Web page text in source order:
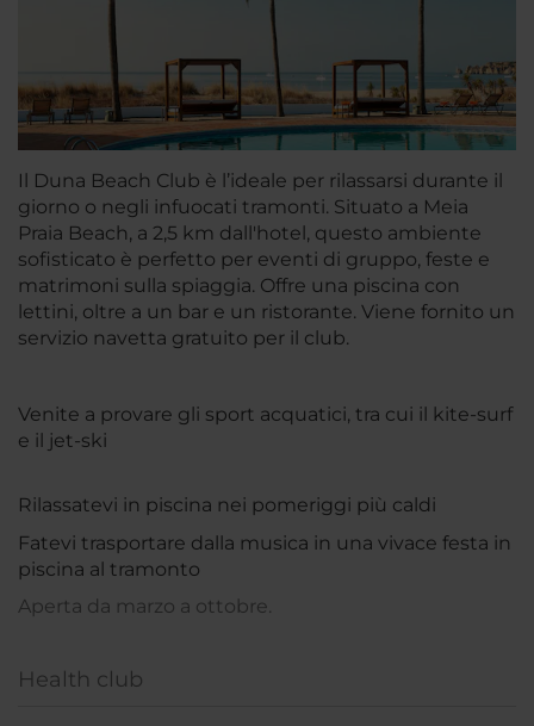
Il Duna Beach Club è l’ideale per rilassarsi durante il
giorno o negli infuocati tramonti. Situato a Meia
Praia Beach, a 2,5 km dall'hotel, questo ambiente
sofisticato è perfetto per eventi di gruppo, feste e
matrimoni sulla spiaggia. Offre una piscina con
lettini, oltre a un bar e un ristorante. Viene fornito un
servizio navetta gratuito per il club.
Venite a provare gli sport acquatici, tra cui il kite-surf
e il jet-ski
Rilassatevi in piscina nei pomeriggi più caldi
Fatevi trasportare dalla musica in una vivace festa in
piscina al tramonto
Aperta da marzo a ottobre.
Health club